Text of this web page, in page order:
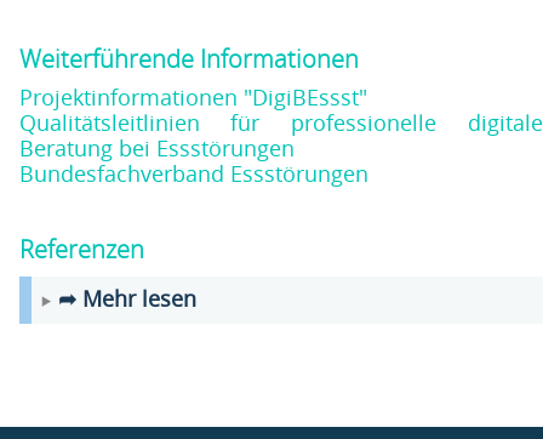
Weiterführende Informationen
Projektinformationen "DigiBEssst"
Qualitätsleitlinien für professionelle digitale
Beratung bei Essstörungen
Bundesfachverband Essstörungen
Referenzen
➦ Mehr lesen